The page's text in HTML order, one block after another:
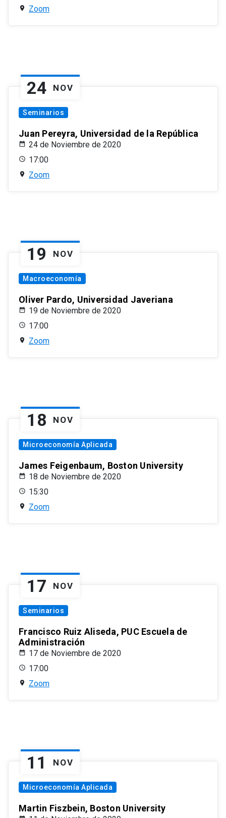
Zoom
24 NOV
Seminarios
Juan Pereyra, Universidad de la República
24 de Noviembre de 2020
17:00
Zoom
19 NOV
Macroeconomía
Oliver Pardo, Universidad Javeriana
19 de Noviembre de 2020
17:00
Zoom
18 NOV
Microeconomía Aplicada
James Feigenbaum, Boston University
18 de Noviembre de 2020
15:30
Zoom
17 NOV
Seminarios
Francisco Ruiz Aliseda, PUC Escuela de
Administración
17 de Noviembre de 2020
17:00
Zoom
11 NOV
Microeconomía Aplicada
Martin Fiszbein, Boston University